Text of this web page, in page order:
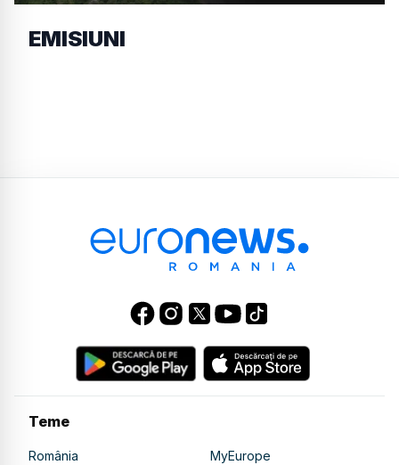
EMISIUNI
Teme
România
MyEurope